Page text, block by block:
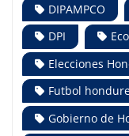
DIPAMPCO
DPI
Elecciones
Futbol
Gobierno de